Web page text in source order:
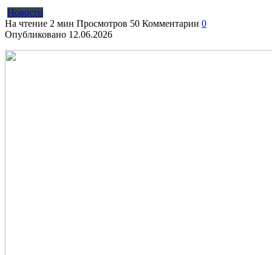
Новости
На чтение 2 мин Просмотров 50 Комментарии 0
Опубликовано 12.06.2026